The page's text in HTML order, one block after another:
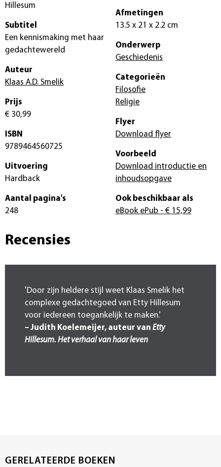
Hillesum
Subtitel
Een kennismaking met haar
gedachtewereld
Auteur
Klaas A.D. Smelik
Prijs
€ 30,99
ISBN
9789464560725
Uitvoering
Hardback
Aantal pagina's
248
Afmetingen
13.5 x 21 x 2.2 cm
Onderwerp
Geschiedenis
Categorieën
Filosofie
Religie
Flyer
Download flyer
Voorbeeld
Download introductie en
inhoudsopgave
Ook beschikbaar als
eBook ePub - € 15,99
Recensies
'Door zijn heldere stijl weet Klaas Smelik het
complexe gedachtegoed van Etty Hillesum
voor iedereen toegankelijk te maken.'
– Judith Koelemeijer, auteur van Etty
Hillesum. Het verhaal van haar leven
GERELATEERDE BOEKEN